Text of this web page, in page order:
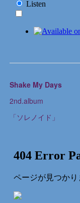
Shake My Days
2nd.album
「ソレノイド」